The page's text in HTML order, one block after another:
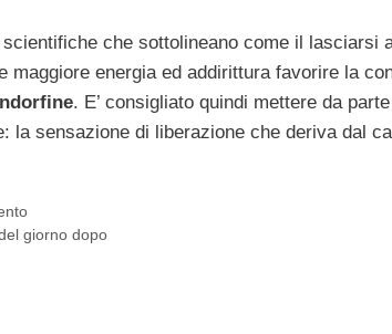
che sottolineano come il lasciarsi
maggiore energia ed addirittura favorire la
. E’ consigliato quindi mettere da
sensazione di liberazione che deriva dal
giorno dopo